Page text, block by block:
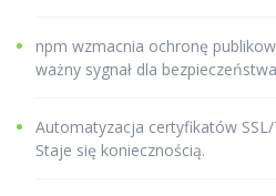
npm wzmacnia ochronę
ważny sygnał dla
Automatyzacja certyfikatów
Staje się koniecznością.